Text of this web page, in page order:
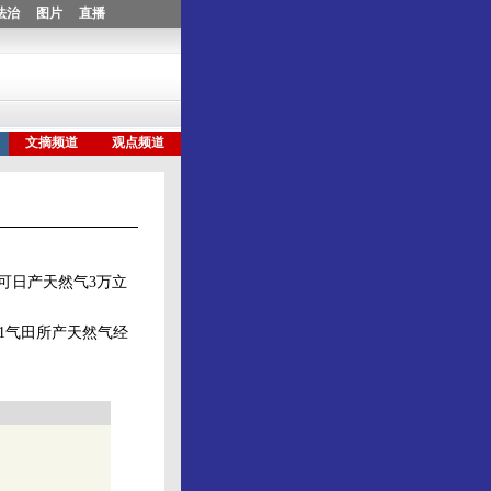
日产天然气3万立
田所产天然气经